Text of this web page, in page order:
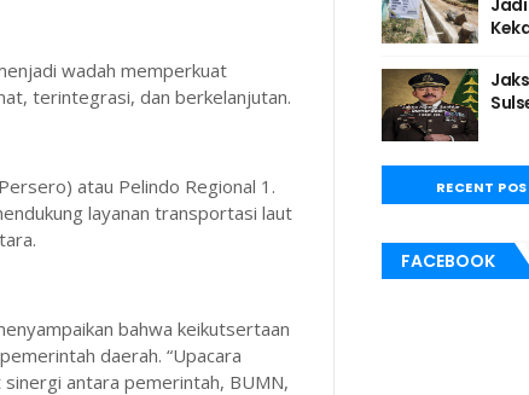
wadah memperkuat
terintegrasi, dan berkelanjutan.
atau Pelindo Regional 1.
layanan transportasi laut
bahwa keikutsertaan
daerah. “Upacara
antara pemerintah, BUMN,
RECENT
FACEBOOK